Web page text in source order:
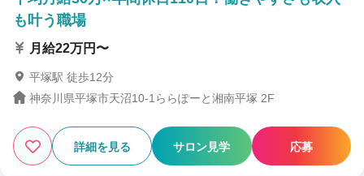
も叶う職場
月給22万円〜
平塚駅 徒歩12分
神奈川県平塚市天沼10-1ららぽーと湘南平塚 2F
詳細を見る サロン見学 応募